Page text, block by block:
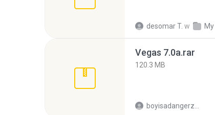
desomar T. w
Vegas 7.0a.rar
120.3 MB